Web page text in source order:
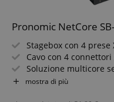
Pronomic NetCore
Stagebox con 4 prese
Cavo con 4 connettori
Soluzione multicore
Per trasmissione di
mostra di più
sid
Google Privacy Policy